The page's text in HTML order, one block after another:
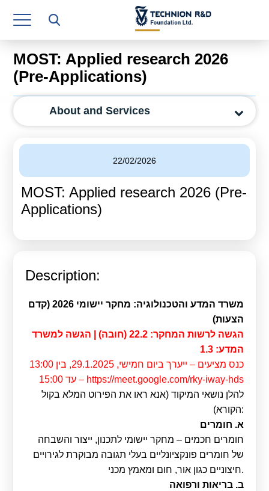
Research Authority
T3
Industry Relations
Continuing Education
Finance & Economics
Legal Department
Calls For Proposals Horizon Europe
About & Services
עברית
MOST: Applied research 2026
(Pre-Applications)
About and Services
22/02/2026
MOST: Applied research 2026 (Pre-
Applications)
Description:
משרד המדע והטכנולוגיה: מחקר יישומי 2026 (קדם
הצעות)
הגשה לרשות המחקר: 22.2 (חובה) | הגשה למשרד
המדע: 1.3
כנס מציעים – ייערך ביום חמישי, 29.1.2025, בין 13:00
עד 15:00 – https://meet.google.com/rky-iway-hds
להלן נושאי המיקוד (אנא ראו את הפירוט המלא בקול
הקורא):
א. חומרים
חומרים חכמים – מחקר יישומי לתכנון, ייצור והשבחה
של חומרים פונקציונליים בעלי תגובה מבוקרת לגירויים
חיצוניים כגון אור, חום ומאמץ מכני.
ב. בריאות ורפואה